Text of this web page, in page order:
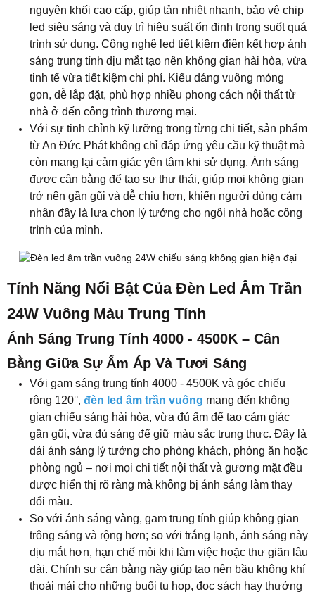
nguyên khối cao cấp, giúp tản nhiệt nhanh, bảo vệ chip
led siêu sáng và duy trì hiệu suất ổn định trong suốt quá
trình sử dụng. Công nghệ led tiết kiệm điện kết hợp ánh
sáng trung tính dịu mắt tạo nên không gian hài hòa, vừa
tinh tế vừa tiết kiệm chi phí. Kiểu dáng vuông mỏng
gọn, dễ lắp đặt, phù hợp nhiều phong cách nội thất từ
nhà ở đến công trình thương mại.
Với sự tinh chỉnh kỹ lưỡng trong từng chi tiết, sản phẩm
từ An Đức Phát không chỉ đáp ứng yêu cầu kỹ thuật mà
còn mang lại cảm giác yên tâm khi sử dụng. Ánh sáng
được cân bằng để tạo sự thư thái, giúp mọi không gian
trở nên gần gũi và dễ chịu hơn, khiến người dùng cảm
nhận đây là lựa chọn lý tưởng cho ngôi nhà hoặc công
trình của mình.
Tính Năng Nổi Bật Của Đèn Led Âm Trần
24W Vuông Màu Trung Tính
Ánh Sáng Trung Tính 4000 - 4500K – Cân
Bằng Giữa Sự Ấm Áp Và Tươi Sáng
Với gam sáng trung tính 4000 - 4500K và góc chiếu
rộng 120°, đèn led âm trần vuông mang đến không
gian chiếu sáng hài hòa, vừa đủ ấm để tạo cảm giác
gần gũi, vừa đủ sáng để giữ màu sắc trung thực. Đây là
dải ánh sáng lý tưởng cho phòng khách, phòng ăn hoặc
phòng ngủ – nơi mọi chi tiết nội thất và gương mặt đều
được hiển thị rõ ràng mà không bị ánh sáng làm thay
đổi màu.
So với ánh sáng vàng, gam trung tính giúp không gian
trông sáng và rộng hơn; so với trắng lạnh, ánh sáng này
dịu mắt hơn, hạn chế mỏi khi làm việc hoặc thư giãn lâu
dài. Chính sự cân bằng này giúp tạo nên bầu không khí
thoải mái cho những buổi tụ họp, đọc sách hay thưởng